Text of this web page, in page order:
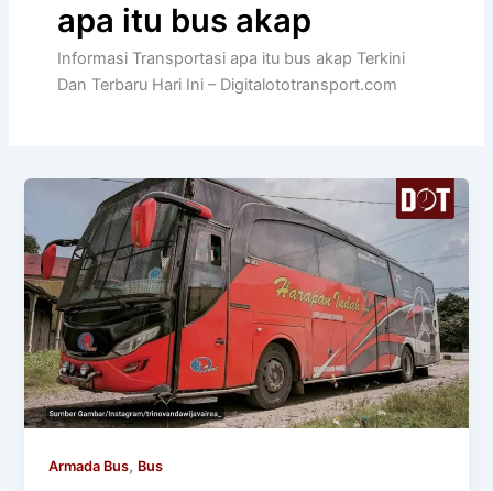
apa itu bus akap
Informasi Transportasi apa itu bus akap Terkini
Dan Terbaru Hari Ini – Digitalototransport.com
Armada Bus, Bus